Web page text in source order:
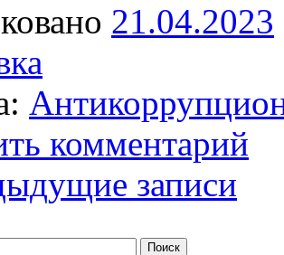
21.04.2023
комментарий
записи